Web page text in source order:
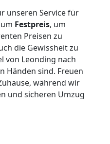
unseren Service für
Festpreis, um
Preisen zu
die Gewissheit zu
von Leonding nach
Händen sind. Freuen
während wir
und sicheren Umzug